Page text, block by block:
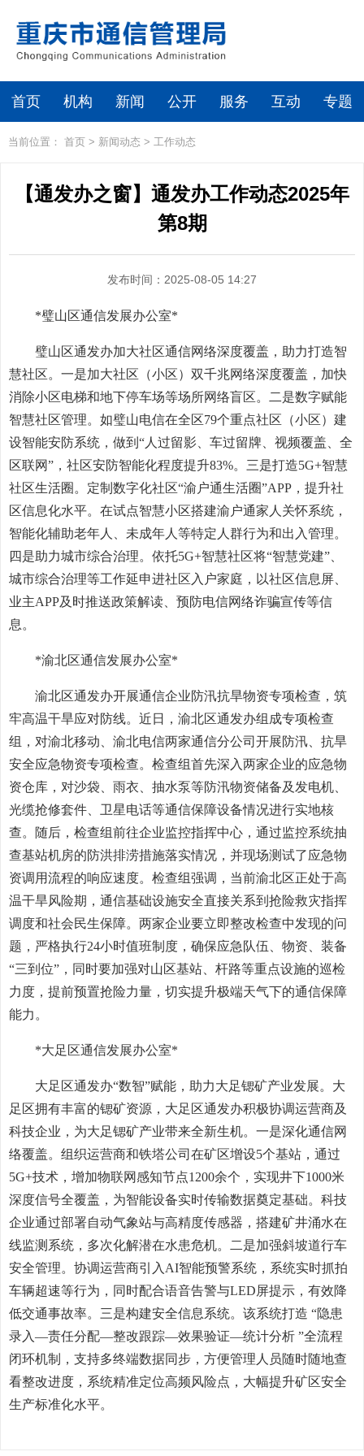
首页 机构 新闻 公开 服务 互动 专题
当前位置： 首页 > 新闻动态 > 工作动态
【通发办之窗】通发办工作动态2025年
第8期
发布时间：2025-08-05 14:27
*璧山区通信发展办公室*
璧山区通发办加大社区通信网络深度覆盖，助力打造智
慧社区。一是加大社区（小区）双千兆网络深度覆盖，加快
消除小区电梯和地下停车场等场所网络盲区。二是数字赋能
智慧社区管理。如璧山电信在全区79个重点社区（小区）建
设智能安防系统，做到“人过留影、车过留牌、视频覆盖、全
区联网”，社区安防智能化程度提升83%。三是打造5G+智慧
社区生活圈。定制数字化社区“渝户通生活圈”APP，提升社
区信息化水平。在试点智慧小区搭建渝户通家人关怀系统，
智能化辅助老年人、未成年人等特定人群行为和出入管理。
四是助力城市综合治理。依托5G+智慧社区将“智慧党建”、
城市综合治理等工作延申进社区入户家庭，以社区信息屏、
业主APP及时推送政策解读、预防电信网络诈骗宣传等信
息。
*渝北区通信发展办公室*
渝北区通发办开展通信企业防汛抗旱物资专项检查，筑
牢高温干旱应对防线。近日，渝北区通发办组成专项检查
组，对渝北移动、渝北电信两家通信分公司开展防汛、抗旱
安全应急物资专项检查。检查组首先深入两家企业的应急物
资仓库，对沙袋、雨衣、抽水泵等防汛物资储备及发电机、
光缆抢修套件、卫星电话等通信保障设备情况进行实地核
查。随后，检查组前往企业监控指挥中心，通过监控系统抽
查基站机房的防洪排涝措施落实情况，并现场测试了应急物
资调用流程的响应速度。检查组强调，当前渝北区正处于高
温干旱风险期，通信基础设施安全直接关系到抢险救灾指挥
调度和社会民生保障。两家企业要立即整改检查中发现的问
题，严格执行24小时值班制度，确保应急队伍、物资、装备
“三到位”，同时要加强对山区基站、杆路等重点设施的巡检
力度，提前预置抢险力量，切实提升极端天气下的通信保障
能力。
*大足区通信发展办公室*
大足区通发办“数智”赋能，助力大足锶矿产业发展。大
足区拥有丰富的锶矿资源，大足区通发办积极协调运营商及
科技企业，为大足锶矿产业带来全新生机。一是深化通信网
络覆盖。组织运营商和铁塔公司在矿区增设5个基站，通过
5G+技术，增加物联网感知节点1200余个，实现井下1000米
深度信号全覆盖，为智能设备实时传输数据奠定基础。科技
企业通过部署自动气象站与高精度传感器，搭建矿井涌水在
线监测系统，多次化解潜在水患危机。二是加强斜坡道行车
安全管理。协调运营商引入AI智能预警系统，系统实时抓拍
车辆超速等行为，同时配合语音告警与LED屏提示，有效降
低交通事故率。三是构建安全信息系统。该系统打造 “隐患
录入—责任分配—整改跟踪—效果验证—统计分析 ”全流程
闭环机制，支持多终端数据同步，方便管理人员随时随地查
看整改进度，系统精准定位高频风险点，大幅提升矿区安全
生产标准化水平。